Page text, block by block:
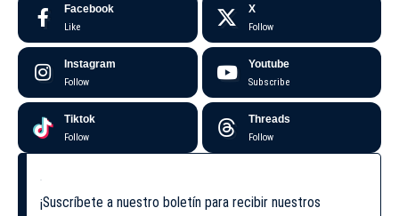
Facebook
Like
X
Follow
Instagram
Follow
Youtube
Subscribe
Tiktok
Follow
Threads
Follow
¡Suscríbete a nuestro boletín para recibir nuestros